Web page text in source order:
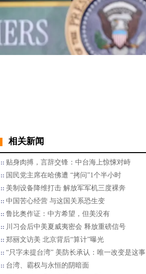
相关新闻
贴身肉搏，言辞交锋：中台海上惊悚对峙
国民党主席在哈佛遭 “拷问”1个半小时
美制设备降维打击 解放军军机三度裸奔
中国苦心经营 与这国关系恐生变
鲁比奥作证：中方希望，但美没有
川习会后中美夏威夷密会 释放重磅信号
郑丽文访美 北京背后“算计”曝光
“只字未提台湾” 美防长承认：唯一改变是这事
台湾、霸权与永恒的阴暗面